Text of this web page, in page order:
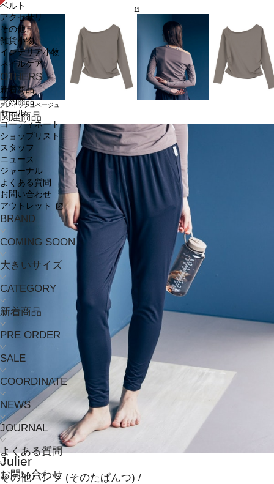
ベルト
アクセサリ
その他
雑貨小物
インテリア小物
ネイルケア
OTHERS
新着商品
予約商品
セール
コーディネート
ショップリスト
スタッフ
ニュース
ジャーナル
よくある質問
お問い合わせ
アウトレット
BRAND
COMING SOON
大きいサイズ
CATEGORY
新着商品
PRE ORDER
SALE
COORDINATE
NEWS
JOURNAL
よくある質問
お問い合わせ
11
レイッシュベージュ
関連商品
Julier
その他パンツ (そのたぱんつ) /